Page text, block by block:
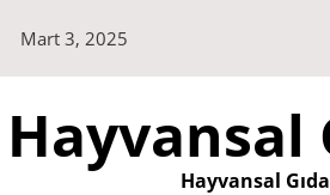
content
Mart 3, 2025
Hayvansal
Hayvansal